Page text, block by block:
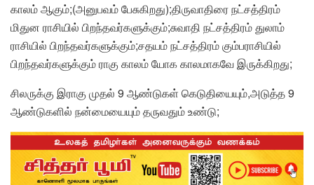
காலம் ஆகும்;(அனுபவம் பேசுகிறது);திருவாதிரை நட்சத்திரம்
மிதுன ராசியில் பிறந்தவர்களுக்கும்;சுவாதி நட்சத்திரம் துலாம்
ராசியில் பிறந்தவர்களுக்கும்;சதயம் நட்சத்திரம் கும்பராசியில்
பிறந்தவர்களுக்கும் ராகு காலம் யோக காலமாகவே இருக்கிறது;
சிலருக்கு இராகு முதல் 9 ஆண்டுகள் கெடுதியையும்,அடுத்த 9
ஆண்டுகளில் நன்மையையும் தருவதும் உண்டு;